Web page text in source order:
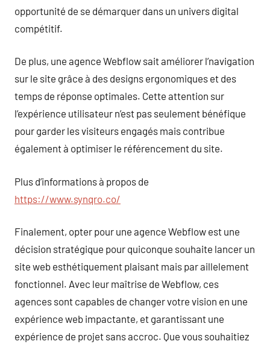
opportunité de se démarquer dans un univers digital
compétitif.
De plus, une agence Webflow sait améliorer l’navigation
sur le site grâce à des designs ergonomiques et des
temps de réponse optimales. Cette attention sur
l’expérience utilisateur n’est pas seulement bénéfique
pour garder les visiteurs engagés mais contribue
également à optimiser le référencement du site.
Plus d’informations à propos de
https://www.synqro.co/
Finalement, opter pour une agence Webflow est une
décision stratégique pour quiconque souhaite lancer un
site web esthétiquement plaisant mais par aillelement
fonctionnel. Avec leur maîtrise de Webflow, ces
agences sont capables de changer votre vision en une
expérience web impactante, et garantissant une
expérience de projet sans accroc. Que vous souhaitiez